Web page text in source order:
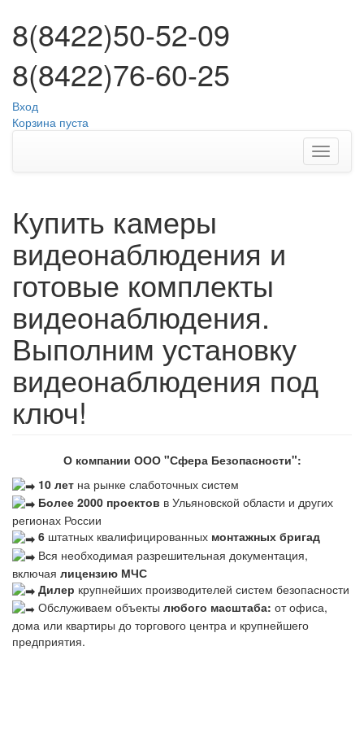
8(8422)50-52-09
8(8422)76-60-25
Вход
Корзина пуста
Купить камеры
видеонаблюдения и
готовые комплекты
видеонаблюдения.
Выполним установку
видеонаблюдения под
ключ!
О компании ООО "Сфера Безопасности":
10 лет на рынке слаботочных систем
Более 2000 проектов в Ульяновской области и других
регионах России
6 штатных квалифицированных монтажных бригад
Вся необходимая разрешительная документация,
включая лицензию МЧС
Дилер крупнейших производителей систем безопасности
Обслуживаем объекты любого масштаба: от офиса,
дома или квартиры до торгового центра и крупнейшего
предприятия.